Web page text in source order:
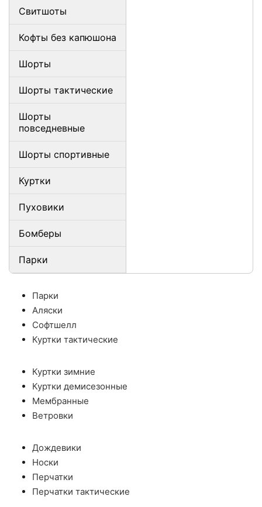
Свитшоты
Кофты без капюшона
Шорты
Шорты тактические
Шорты
повседневные
Шорты спортивные
Куртки
Пуховики
Бомберы
Парки
Парки
Аляски
Софтшелл
Куртки тактические
Куртки зимние
Куртки демисезонные
Мембранные
Ветровки
Дождевики
Носки
Перчатки
Перчатки тактические